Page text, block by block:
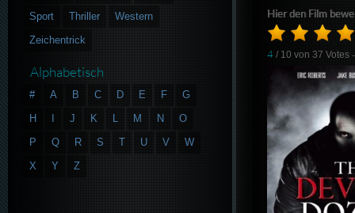
Hier den Film
4 / 10 von37 Votes
Sport
Thriller
Western
Zeichentrick
Alphabetisch
# A B C D E F
G
H
J K L M N
O
P
Q R S T U V
W
X
Y Z